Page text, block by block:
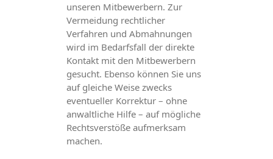
unseren Mitbewerbern. Zur
Vermeidung rechtlicher
Verfahren und Abmahnungen
wird im Bedarfsfall der direkte
Kontakt mit den Mitbewerbern
gesucht. Ebenso können Sie uns
auf gleiche Weise zwecks
eventueller Korrektur – ohne
anwaltliche Hilfe – auf mögliche
Rechtsverstöße aufmerksam
machen.